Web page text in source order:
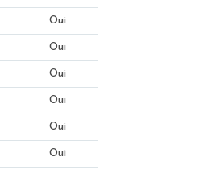
Oui
Oui
Oui
Oui
Oui
Oui